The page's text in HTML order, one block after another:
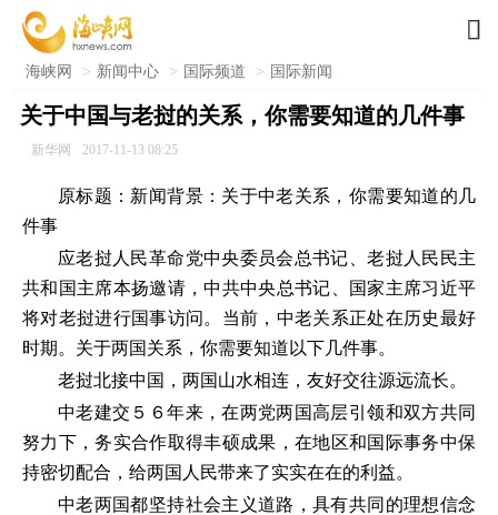

海峡网 > 新闻中心 > 国际频道 > 国际新闻
关于中国与老挝的关系，你需要知道的几件事
新华网 2017-11-13 08:25
原标题：新闻背景：关于中老关系，你需要知道的几
件事
应老挝人民革命党中央委员会总书记、老挝人民民主
共和国主席本扬邀请，中共中央总书记、国家主席习近平
将对老挝进行国事访问。当前，中老关系正处在历史最好
时期。关于两国关系，你需要知道以下几件事。
老挝北接中国，两国山水相连，友好交往源远流长。
中老建交５６年来，在两党两国高层引领和双方共同
努力下，务实合作取得丰硕成果，在地区和国际事务中保
持密切配合，给两国人民带来了实实在在的利益。
中老两国都坚持社会主义道路，具有共同的理想信念